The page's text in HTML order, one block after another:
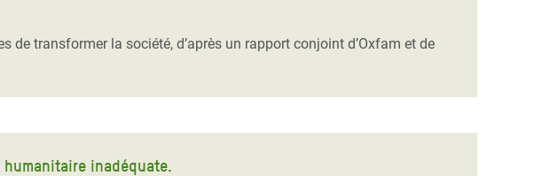
transformer la société, d’après un rapport conjoint d’Oxfam et de
inadéquate.